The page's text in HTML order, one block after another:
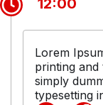
12:00
Lorem
printing and
simply
typesetting